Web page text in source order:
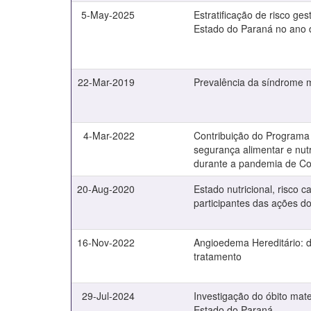
5-May-2025
Estratificação de risco
Estado do Paraná no ano
22-Mar-2019 Prevalência da síndrome
4-Mar-2022
Contribuição do
segurança alimentar e
durante a pandemia de
20-Aug-2020
Estado nutricional, risco
participantes das ações
16-Nov-2022
Angioedema Hereditário:
tratamento
29-Jul-2024
Investigação do óbito